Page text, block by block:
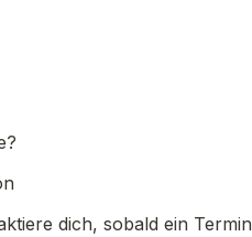
dich, sobald ein Termin